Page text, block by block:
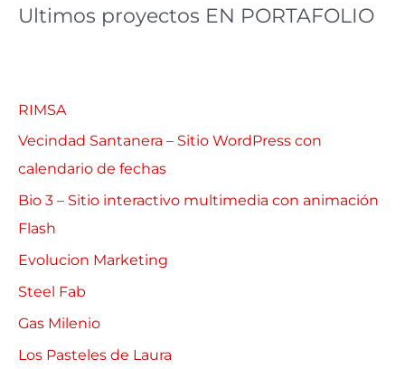
Ultimos proyectos EN PORTAFOLIO
RIMSA
Vecindad Santanera – Sitio WordPress con
calendario de fechas
Bio 3 – Sitio interactivo multimedia con animación
Flash
Evolucion Marketing
Steel Fab
Gas Milenio
Los Pasteles de Laura